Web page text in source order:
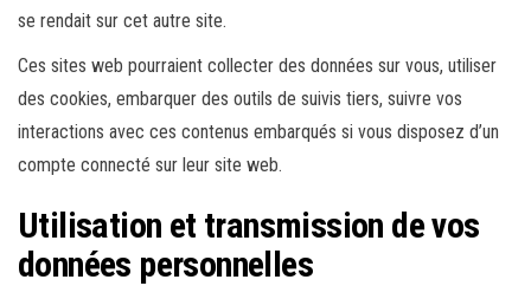
se rendait sur cet autre site.
Ces sites web pourraient collecter des données sur vous, utiliser
des cookies, embarquer des outils de suivis tiers, suivre vos
interactions avec ces contenus embarqués si vous disposez d’un
compte connecté sur leur site web.
Utilisation et transmission de vos
données personnelles